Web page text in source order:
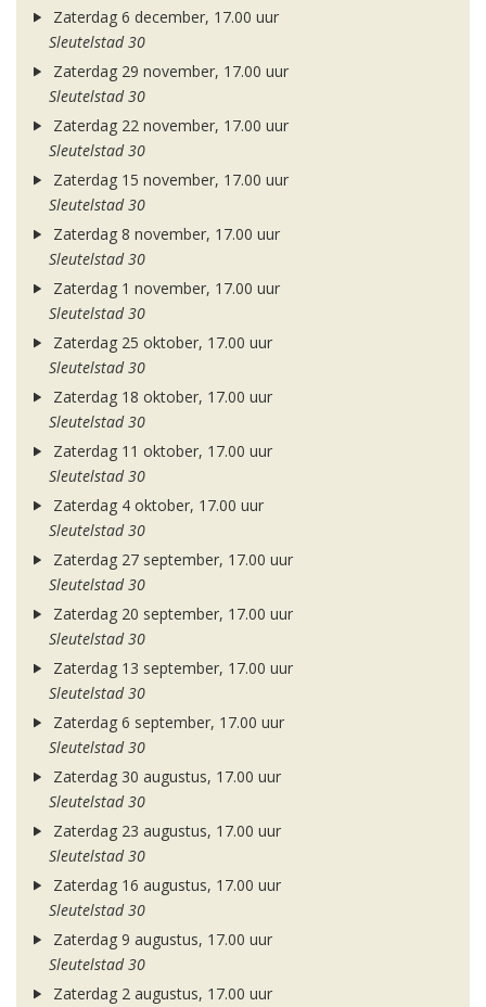
Zaterdag 6 december, 17.00 uur
Sleutelstad 30
Zaterdag 29 november, 17.00 uur
Sleutelstad 30
Zaterdag 22 november, 17.00 uur
Sleutelstad 30
Zaterdag 15 november, 17.00 uur
Sleutelstad 30
Zaterdag 8 november, 17.00 uur
Sleutelstad 30
Zaterdag 1 november, 17.00 uur
Sleutelstad 30
Zaterdag 25 oktober, 17.00 uur
Sleutelstad 30
Zaterdag 18 oktober, 17.00 uur
Sleutelstad 30
Zaterdag 11 oktober, 17.00 uur
Sleutelstad 30
Zaterdag 4 oktober, 17.00 uur
Sleutelstad 30
Zaterdag 27 september, 17.00 uur
Sleutelstad 30
Zaterdag 20 september, 17.00 uur
Sleutelstad 30
Zaterdag 13 september, 17.00 uur
Sleutelstad 30
Zaterdag 6 september, 17.00 uur
Sleutelstad 30
Zaterdag 30 augustus, 17.00 uur
Sleutelstad 30
Zaterdag 23 augustus, 17.00 uur
Sleutelstad 30
Zaterdag 16 augustus, 17.00 uur
Sleutelstad 30
Zaterdag 9 augustus, 17.00 uur
Sleutelstad 30
Zaterdag 2 augustus, 17.00 uur